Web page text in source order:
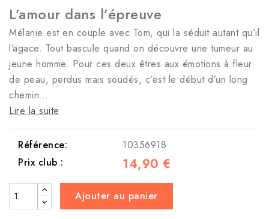
L’amour dans l’épreuve
Mélanie est en couple avec Tom, qui la séduit autant qu’il
l’agace. Tout bascule quand on découvre une tumeur au
jeune homme. Pour ces deux êtres aux émotions à fleur
de peau, perdus mais soudés, c’est le début d’un long
chemin…
Lire la suite
Référence:
10356918
Prix club :
14,90 €
Ajouter au panier